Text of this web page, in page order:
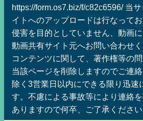
https://form.os7.biz/f/c82c6596/ 当
イトへのアップロードは行なって
侵害を目的としていません、動画
動画共有サイト元へお問い合わせ
コンテンツに関して、著作権等の
当該ページを削除しますのでご連
除く3営業日以内にできる限り迅速
す。不慮による事故等により連絡
ありますので何卒、ご了承ください